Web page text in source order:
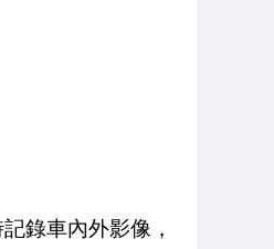
錄車內外影像，